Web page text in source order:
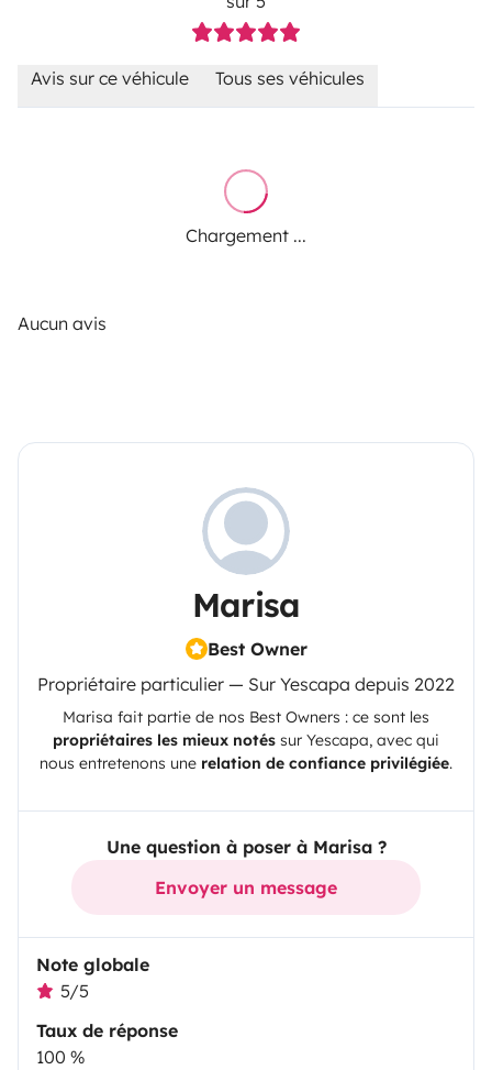
Avis sur ce véhicule Tous ses véhicules
Chargement ...
Aucun avis
Marisa
Best Owner
Propriétaire particulier — Sur Yescapa depuis 2022
Marisa fait partie de nos Best Owners : ce sont les
propriétaires les mieux notés sur Yescapa, avec qui
nous entretenons une relation de confiance privilégiée.
Une question à poser à Marisa ?
Envoyer un message
Note globale
5/5
Taux de réponse
100 %